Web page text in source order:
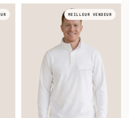
MEILLEUR VENDEUR